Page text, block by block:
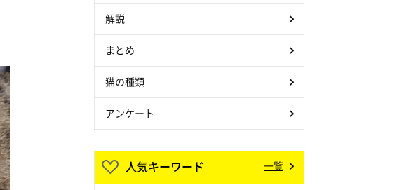
解説
まとめ
猫の種類
アンケート
人気キーワード 一覧